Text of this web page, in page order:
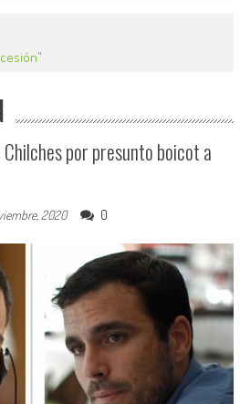
Chilches por presunto boicot a
2020 0